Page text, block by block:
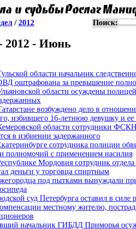
/2012 Поиск:
2012 - Июнь
области начальник
оштрафована за превышение
области осуждены
возбуждено дело в
избившего 16-летнюю девушку и ее
области сотрудники ФСКН
в избиении задержанного
сотрудника полиции
полномочий с применением насилия
Мордовия сотрудник
деньги у торговца спиртным
под пытками вынуждали
суд Петербурга оставил в силе
местному жителю,
начальник ГИБДД Приморья